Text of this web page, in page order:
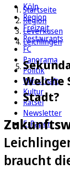
Köln
Region
Freizeit
Restaurants
FC
Panorama
Politik
Wirtschaft
Kultur
Rätsel
Newsletter
E-Paper
Startseite
Region
Leverkusen
Leichlingen
Welche
Stadt?
braucht